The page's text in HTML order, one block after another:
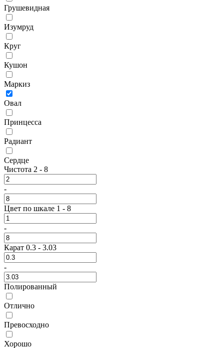
Грушевидная
Изумруд
Круг
Кушон
Маркиз
Овал
Принцесса
Радиант
Сердце
Чистота 2 - 8
-
Цвет по шкале 1 - 8
-
Карат 0.3 - 3.03
-
Полированный
Отлично
Превосходно
Хорошо